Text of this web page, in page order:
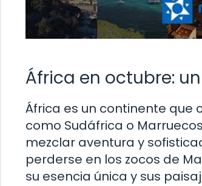
África en octubre:
África es un continente que
como Sudáfrica o
mezclar aventura y
perderse en los zocos de
su esencia única y sus